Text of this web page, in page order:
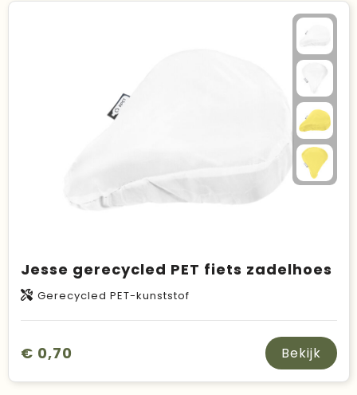
Jesse gerecycled PET fiets zadelhoes
Gerecycled PET-kunststof
€ 0,70 Bekijk